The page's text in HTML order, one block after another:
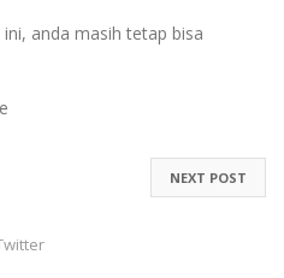
anda masih tetap bisa
NEXT POST